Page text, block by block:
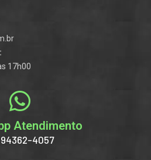
17h00
Atendimento
94362-4057